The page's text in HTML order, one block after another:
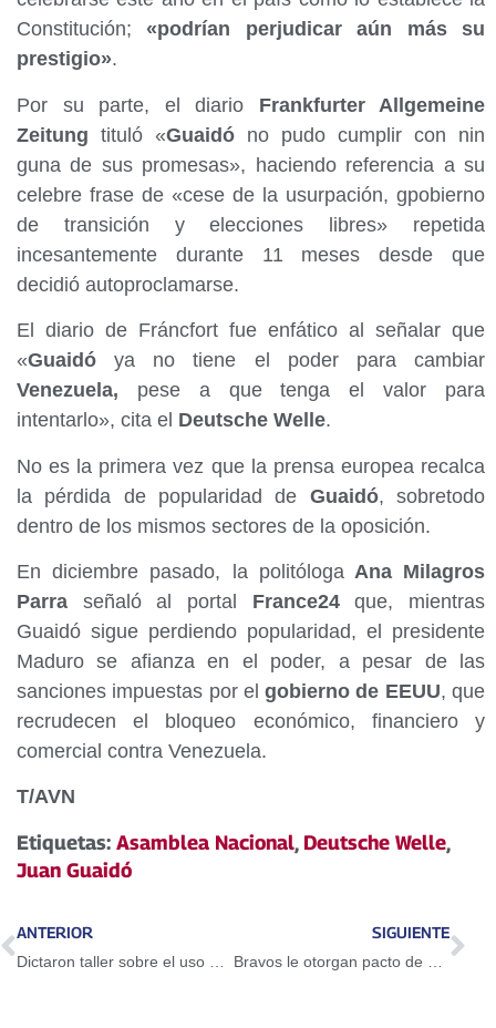
Constitución; «podrían perjudicar aún más su
prestigio».
Por su parte, el diario Frankfurter Allgemeine
Zeitung tituló «Guaidó no pudo cumplir con nin
guna de sus promesas», haciendo referencia a su
celebre frase de «cese de la usurpación, gpobierno
de transición y elecciones libres» repetida
incesantemente durante 11 meses desde que
decidió autoproclamarse.
El diario de Fráncfort fue enfático al señalar que
«Guaidó ya no tiene el poder para cambiar
Venezuela, pese a que tenga el valor para
intentarlo», cita el Deutsche Welle.
No es la primera vez que la prensa europea recalca
la pérdida de popularidad de Guaidó, sobretodo
dentro de los mismos sectores de la oposición.
En diciembre pasado, la politólogaAna Milagros
Parra señaló al portal France24que, mientras
Guaidó sigue perdiendo popularidad, el presidente
Maduro se afianza en el poder, a pesar de las
sanciones impuestas por elgobierno de EEUU, que
recrudecen el bloqueo económico, financiero y
comercial contra Venezuela.
T/AVN
Etiquetas: Asamblea Nacional, Deutsche Welle,
Juan Guaidó
ANTERIOR SIGUIENTE